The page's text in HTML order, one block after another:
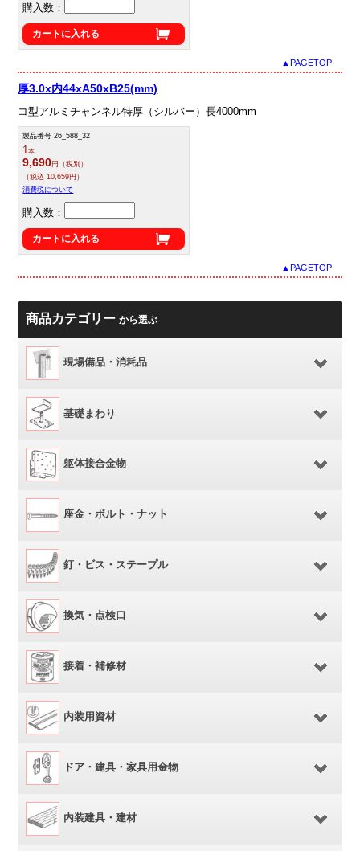
購入数：
カートに入れる
▲PAGETOP
厚3.0x内44xA50xB25(mm)
コ型アルミチャンネル特厚（シルバー）長4000mm
製品番号 26_588_32
1本
9,690円（税別）
（税込 10,659円）
消費税について
購入数：
カートに入れる
▲PAGETOP
商品カテゴリーから選ぶ
現場備品・消耗品
基礎まわり
躯体接合金物
座金・ボルト・ナット
釘・ビス・ステープル
換気・点検口
接着・補修材
内装用資材
ドア・建具・家具用金物
内装建具・建材